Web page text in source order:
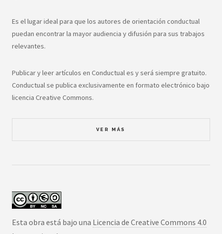
Es el lugar ideal para que los autores de orientación conductual
puedan encontrar la mayor audiencia y difusión para sus trabajos
relevantes.
Publicar y leer artículos en Conductual es y será siempre gratuito.
Conductual se publica exclusivamente en formato electrónico bajo
licencia Creative Commons.
VER MÁS
Esta obra está bajo una Licencia de Creative Commons 4.0